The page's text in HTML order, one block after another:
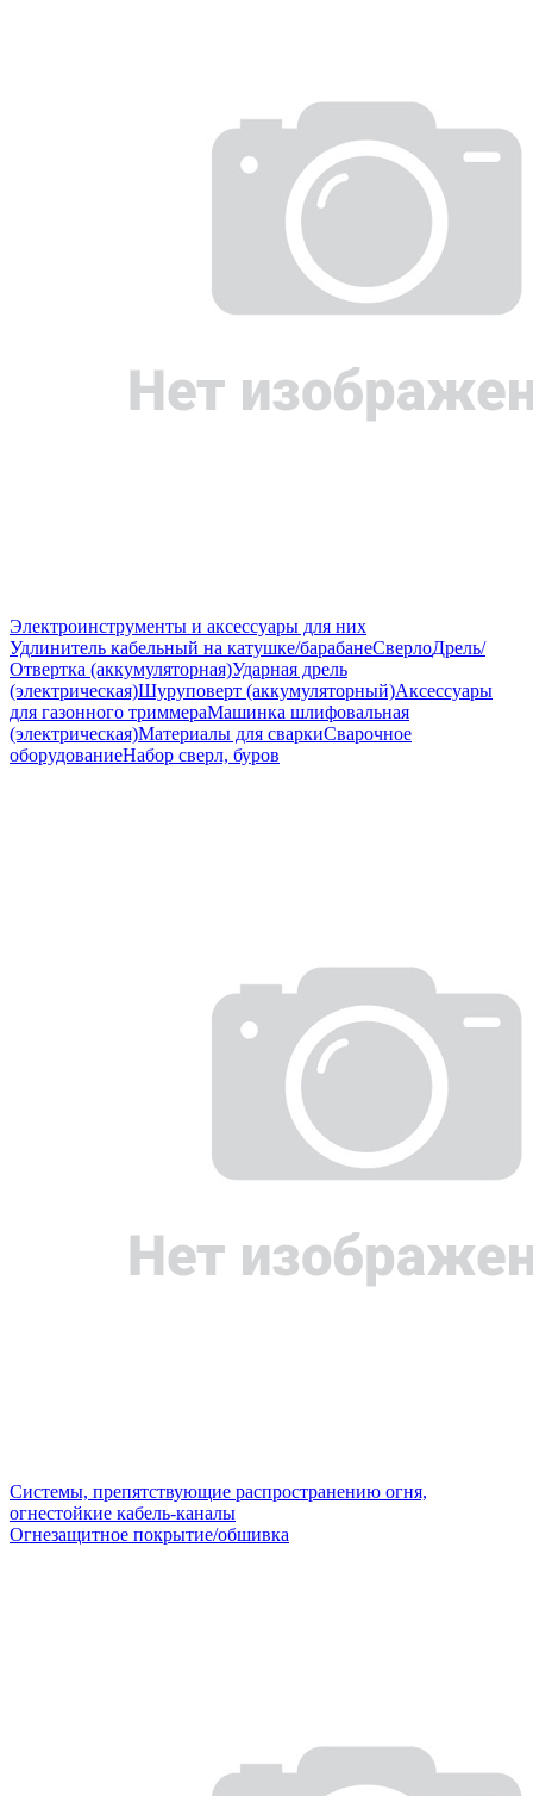
Электроинструменты и аксессуары для них
Удлинитель кабельный на катушке/барабанеСверлоДрель/
Отвертка (аккумуляторная)Ударная дрель
(электрическая)Шуруповерт (аккумуляторный)Аксессуары
для газонного триммераМашинка шлифовальная
(электрическая)Материалы для сваркиСварочное
оборудованиеНабор сверл, буров
Системы, препятствующие распространению огня,
огнестойкие кабель-каналы
Огнезащитное покрытие/обшивка